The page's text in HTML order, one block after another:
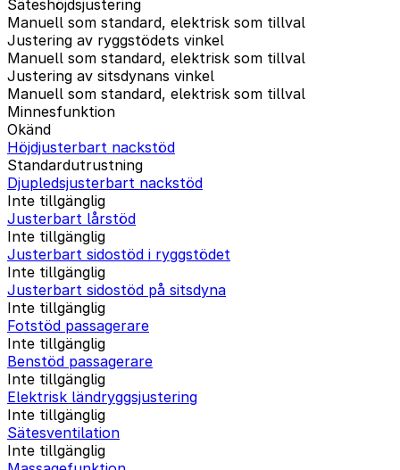
Säteshöjdsjustering
Manuell som standard, elektrisk som tillval
Justering av ryggstödets vinkel
Manuell som standard, elektrisk som tillval
Justering av sitsdynans vinkel
Manuell som standard, elektrisk som tillval
Minnesfunktion
Okänd
Höjdjusterbart nackstöd
Standardutrustning
Djupledsjusterbart nackstöd
Inte tillgänglig
Justerbart lårstöd
Inte tillgänglig
Justerbart sidostöd i ryggstödet
Inte tillgänglig
Justerbart sidostöd på sitsdyna
Inte tillgänglig
Fotstöd passagerare
Inte tillgänglig
Benstöd passagerare
Inte tillgänglig
Elektrisk ländryggsjustering
Inte tillgänglig
Sätesventilation
Inte tillgänglig